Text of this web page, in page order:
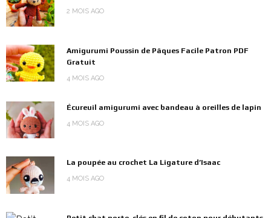
2 MOIS AGO
Amigurumi Poussin de Pâques Facile Patron PDF
Gratuit
4 MOIS AGO
Écureuil amigurumi avec bandeau à oreilles de lapin
4 MOIS AGO
La poupée au crochet La Ligature d’Isaac
4 MOIS AGO